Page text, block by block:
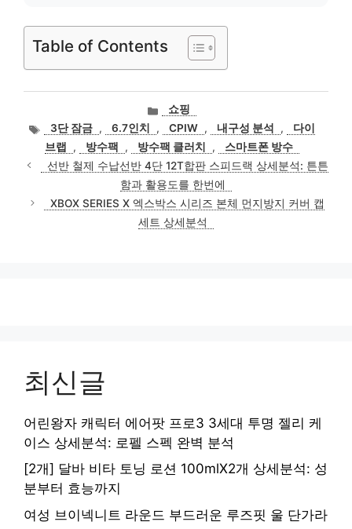
Table of Contents
카
테
고
리
쇼핑
태
그
3단 잠금 , 6.7인치 , CPIW , 내구성 분석 ,
다이
브랩
, 방수팩 , 방수팩 클러치 ,
스마트폰 방수
선반 철제 수납선반 4단 12T합판 스피드랙 상세분석: 튼튼
함과 활용도를 한번에
XBOX SERIES X 엑스박스 시리즈 본체 먼지방지 커버 캡
세트 상세분석
최신글
어린왕자 캐릭터 에어팟 프로3 3세대 투명 젤리 케
이스 상세분석: 로펠 스펙 완벽 분석
[2개] 달바 비타 토닝 로션 100mlX2개 상세분석: 성
분부터 효능까지
여성 브이넥니트 라운드 부드러운 루즈핏 울 단가라